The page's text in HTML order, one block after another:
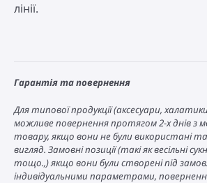
лінії.
Гарантія та повернення
Для типової продукції (аксесуари,
можливе повернення протягом 2-х днів
товару, якщо вони не були використані
вигляд. Замовні позиції (такі як весільні
тощо.,) якщо вони були створені під
індивідуальними параметрами,